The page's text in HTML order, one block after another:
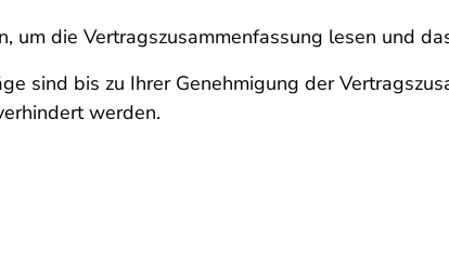
um die Vertragszusammenfassung lesen und
sind bis zu Ihrer Genehmigung der
werden.